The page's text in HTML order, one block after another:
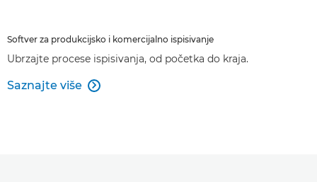
Softver za produkcijsko i komercijalno ispisivanje
Ubrzajte procese ispisivanja, od početka do kraja.
Saznajte više 